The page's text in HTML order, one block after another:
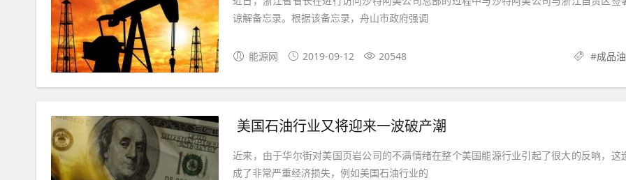
谅解备忘录。根据该备忘录，舟山市政府强调
能源网 2019-09-12 20548 #成品油
美国石油行业又将迎来一波破产潮
近来，由于华尔街对美国页岩公司的不满情绪在整个美国能源行业引起了很大的反响，这
成了非常严重经济损失，例如美国石油行业的